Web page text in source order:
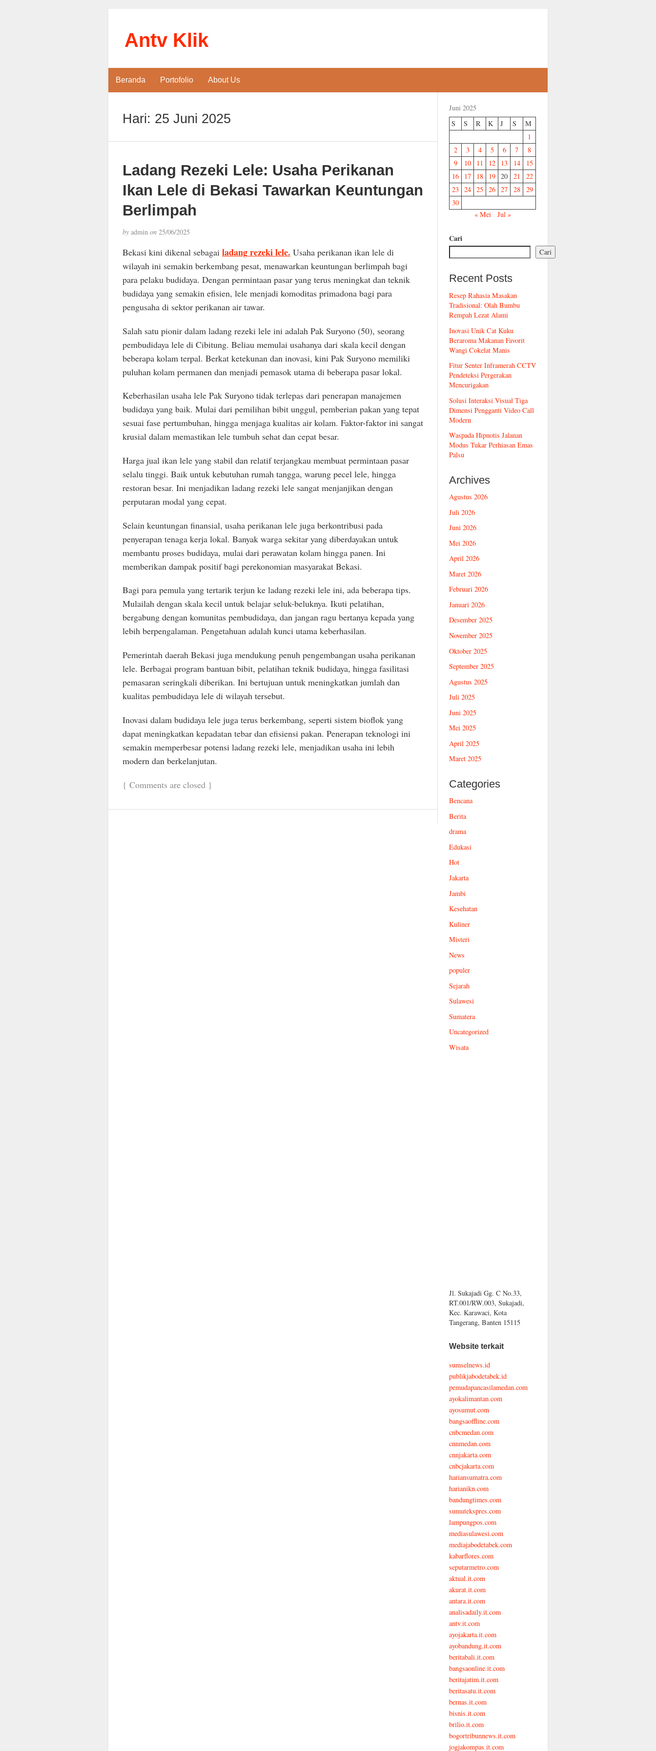
Antv Klik
Beranda Portofolio About Us
Hari: 25 Juni 2025
Ladang Rezeki Lele: Usaha Perikanan
Ikan Lele di Bekasi Tawarkan Keuntungan
Berlimpah
byadmin on25/06/2025
Bekasi kini dikenal sebagai ladang rezeki lele. Usaha perikanan ikan lele di
wilayah ini semakin berkembang pesat, menawarkan keuntungan berlimpah bagi
para pelaku budidaya. Dengan permintaan pasar yang terus meningkat dan teknik
budidaya yang semakin efisien, lele menjadi komoditas primadona bagi para
pengusaha di sektor perikanan air tawar.
Salah satu pionir dalam ladang rezeki lele ini adalah Pak Suryono (50), seorang
pembudidaya lele di Cibitung. Beliau memulai usahanya dari skala kecil dengan
beberapa kolam terpal. Berkat ketekunan dan inovasi, kini Pak Suryono memiliki
puluhan kolam permanen dan menjadi pemasok utama di beberapa pasar lokal.
Keberhasilan usaha lele Pak Suryono tidak terlepas dari penerapan manajemen
budidaya yang baik. Mulai dari pemilihan bibit unggul, pemberian pakan yang tepat
sesuai fase pertumbuhan, hingga menjaga kualitas air kolam. Faktor-faktor ini sangat
krusial dalam memastikan lele tumbuh sehat dan cepat besar.
Harga jual ikan lele yang stabil dan relatif terjangkau membuat permintaan pasar
selalu tinggi. Baik untuk kebutuhan rumah tangga, warung pecel lele, hingga
restoran besar. Ini menjadikan ladang rezeki lele sangat menjanjikan dengan
perputaran modal yang cepat.
Selain keuntungan finansial, usaha perikanan lele juga berkontribusi pada
penyerapan tenaga kerja lokal. Banyak warga sekitar yang diberdayakan untuk
membantu proses budidaya, mulai dari perawatan kolam hingga panen. Ini
memberikan dampak positif bagi perekonomian masyarakat Bekasi.
Bagi para pemula yang tertarik terjun ke ladang rezeki lele ini, ada beberapa tips.
Mulailah dengan skala kecil untuk belajar seluk-beluknya. Ikuti pelatihan,
bergabung dengan komunitas pembudidaya, dan jangan ragu bertanya kepada yang
lebih berpengalaman. Pengetahuan adalah kunci utama keberhasilan.
Pemerintah daerah Bekasi juga mendukung penuh pengembangan usaha perikanan
lele. Berbagai program bantuan bibit, pelatihan teknik budidaya, hingga fasilitasi
pemasaran seringkali diberikan. Ini bertujuan untuk meningkatkan jumlah dan
kualitas pembudidaya lele di wilayah tersebut.
Inovasi dalam budidaya lele juga terus berkembang, seperti sistem bioflok yang
dapat meningkatkan kepadatan tebar dan efisiensi pakan. Penerapan teknologi ini
semakin memperbesar potensi ladang rezeki lele, menjadikan usaha ini lebih
modern dan berkelanjutan.
{ Comments are closed}
Juni 2025
S
S R K J S
M
1
2
3 4 5 6 7
8
9
10 11 12 13 14
15
16
17 18 19 20 21
22
23 24 25 26 27 28
29
30
« Mei
Jul »
Cari
Cari
Recent Posts
Resep Rahasia Masakan
Tradisional: Olah Bumbu
Rempah Lezat Alami
Inovasi Unik Cat Kuku
Beraroma Makanan Favorit
Wangi Cokelat Manis
Fitur Senter Inframerah CCTV
Pendeteksi Pergerakan
Mencurigakan
Solusi Interaksi Visual Tiga
Dimensi Pengganti Video Call
Modern
Waspada Hipnotis Jalanan
Modus Tukar Perhiasan Emas
Palsu
Archives
Agustus 2026
Juli 2026
Juni 2026
Mei 2026
April 2026
Maret 2026
Februari 2026
Januari 2026
Desember 2025
November 2025
Oktober 2025
September 2025
Agustus 2025
Juli 2025
Juni 2025
Mei 2025
April 2025
Maret 2025
Categories
Bencana
Berita
drama
Edukasi
Hot
Jakarta
Jambi
Kesehatan
Kuliner
Misteri
News
populer
Sejarah
Sulawesi
Sumatera
Uncategorized
Wisata
Jl. Sukajadi Gg. C No.33,
RT.001/RW.003, Sukajadi,
Kec. Karawaci, Kota
Tangerang, Banten 15115
Website terkait
sumselnews.id
publikjabodetabek.id
pemudapancasilamedan.com
ayokalimantan.com
ayosumut.com
bangsaoffline.com
cnbcmedan.com
cnnmedan.com
cnnjakarta.com
cnbcjakarta.com
hariansumatra.com
harianikn.com
bandungtimes.com
sumutekspres.com
lampungpos.com
mediasulawesi.com
mediajabodetabek.com
kabarflores.com
seputarmetro.com
aktual.it.com
akurat.it.com
antara.it.com
analisadaily.it.com
antv.it.com
ayojakarta.it.com
ayobandung.it.com
beritabali.it.com
bangsaonline.it.com
beritajatim.it.com
beritasatu.it.com
bernas.it.com
bisnis.it.com
brilio.it.com
bogortribunnews.it.com
jogjakompas.it.com